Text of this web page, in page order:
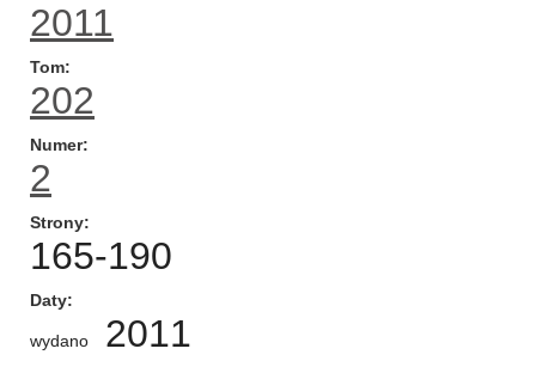
2011
Tom
202
Numer
2
Strony
165-190
Daty
wydano 2011